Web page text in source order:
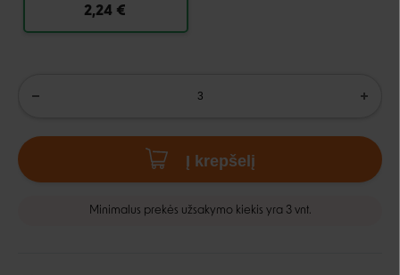
2,24 €
Į krepšelį
Minimalus prekės užsakymo kiekis yra 3 vnt.